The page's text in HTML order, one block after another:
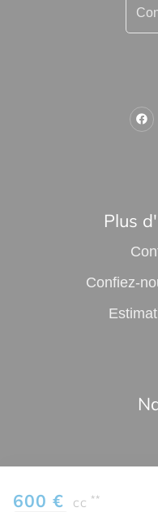
600 € CC **
Plus
Confiez-